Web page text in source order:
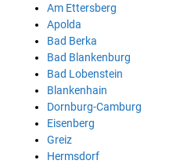
Am Ettersberg
Apolda
Bad Berka
Bad Blankenburg
Bad Lobenstein
Blankenhain
Dornburg-Camburg
Eisenberg
Greiz
Hermsdorf